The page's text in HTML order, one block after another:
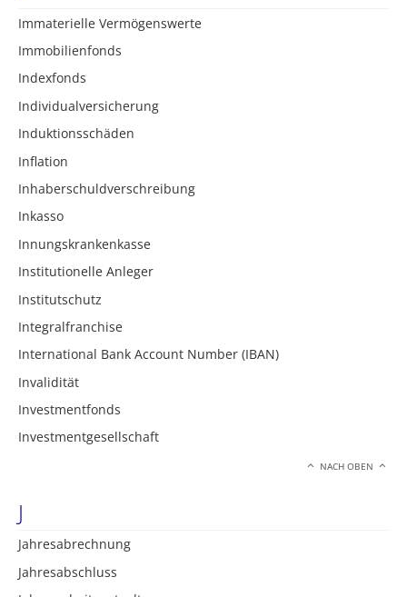
Immaterielle Vermögenswerte
Immobilienfonds
Indexfonds
Individualversicherung
Induktionsschäden
Inflation
Inhaberschuldverschreibung
Inkasso
Innungskrankenkasse
Institutionelle Anleger
Institutschutz
Integralfranchise
International Bank Account Number (IBAN)
Invalidität
Investmentfonds
Investmentgesellschaft
NACH OBEN
J
Jahresabrechnung
Jahresabschluss